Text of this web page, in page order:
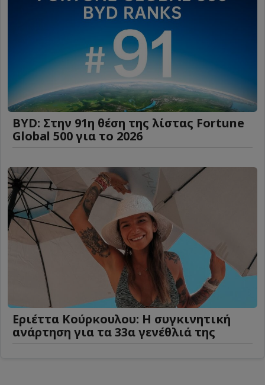
BYD: Στην 91η θέση της λίστας Fortune
Global 500 για το 2026
Εριέττα Κούρκουλου: Η συγκινητική
ανάρτηση για τα 33α γενέθλιά της